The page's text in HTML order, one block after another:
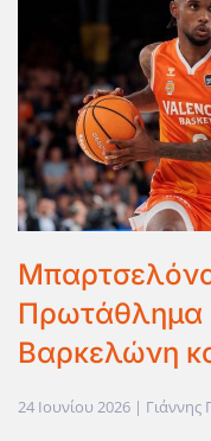
Πρωτάθλημα
Βαρκελώνη
24 Ιουνίου 2026 | Γιάννης